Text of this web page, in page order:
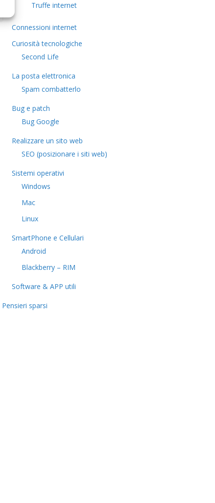
Truffe internet
Connessioni internet
Curiosità tecnologiche
​Second Life
La posta elettronica
Spam combatterlo
Bug e patch
Bug Google
Realizzare un sito web
SEO (posizionare i siti web)
Sistemi operativi
Windows
Mac
Linux
SmartPhone e Cellulari
Android
Blackberry – RIM
Software & APP utili
Pensieri sparsi